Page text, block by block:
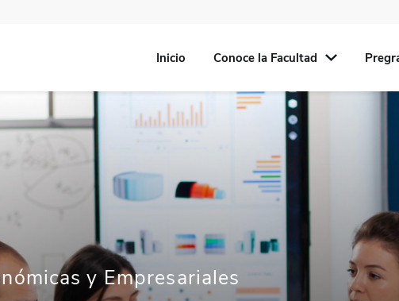
Inicio Conoce la Facultad
y Empresariales